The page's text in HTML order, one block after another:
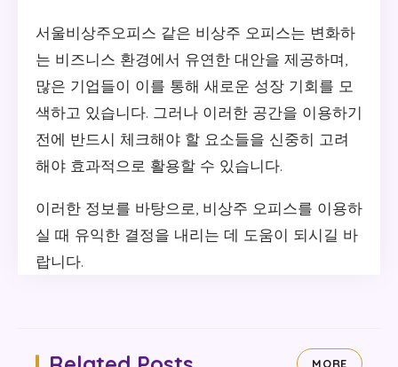
서울비상주오피스 같은 비상주 오피스는 변화하
는 비즈니스 환경에서 유연한 대안을 제공하며,
많은 기업들이 이를 통해 새로운 성장 기회를 모
색하고 있습니다. 그러나 이러한 공간을 이용하기
전에 반드시 체크해야 할 요소들을 신중히 고려
해야 효과적으로 활용할 수 있습니다.
이러한 정보를 바탕으로, 비상주 오피스를 이용하
실 때 유익한 결정을 내리는 데 도움이 되시길 바
랍니다.
MORE